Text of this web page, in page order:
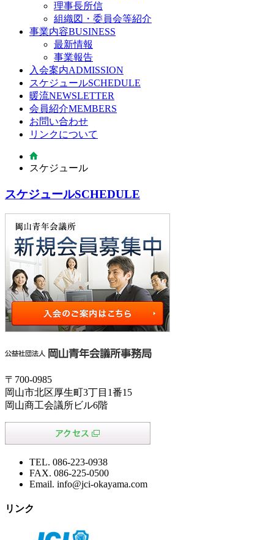
理事長所信
組織図・委員会等紹介
事業内容BUSINESS
最新情報
事業報告
入会案内ADMISSION
スケジュールSCHEDULE
暖流NEWSLETTER
会員紹介MEMBERS
お問い合わせ
リンクについて
スケジュール
スケジュールSCHEDULE
〒700-0985
岡山市北区厚生町3丁目1番15
岡山商工会議所ビル6階
TEL. 086-223-0938
FAX. 086-225-0500
Email. info@jci-okayama.com
リンク